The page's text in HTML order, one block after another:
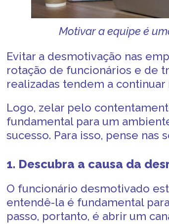
Motivar a equipe é
Evitar a desmotivação nas
rotação de funcionários e de
realizadas tendem a
Logo, zelar pelo
fundamental para um
sucesso. Para isso, pense nas
1. Descubra a causa da
O funcionário desmotivado
entendê-la é fundamental
passo, portanto, é abrir um